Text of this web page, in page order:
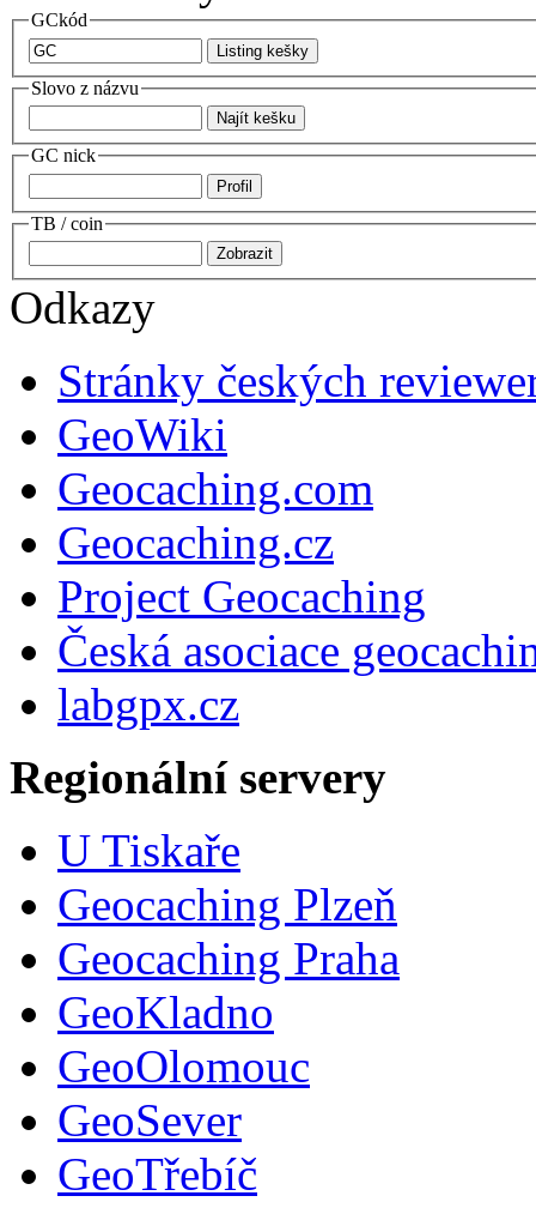
GCkód
Slovo z názvu
GC nick
TB / coin
Odkazy
Stránky českých
GeoWiki
Geocaching.com
Geocaching.cz
Project Geocaching
Česká asociace
labgpx.cz
Regionální servery
U Tiskaře
Geocaching Plzeň
Geocaching Praha
GeoKladno
GeoOlomouc
GeoSever
GeoTřebíč